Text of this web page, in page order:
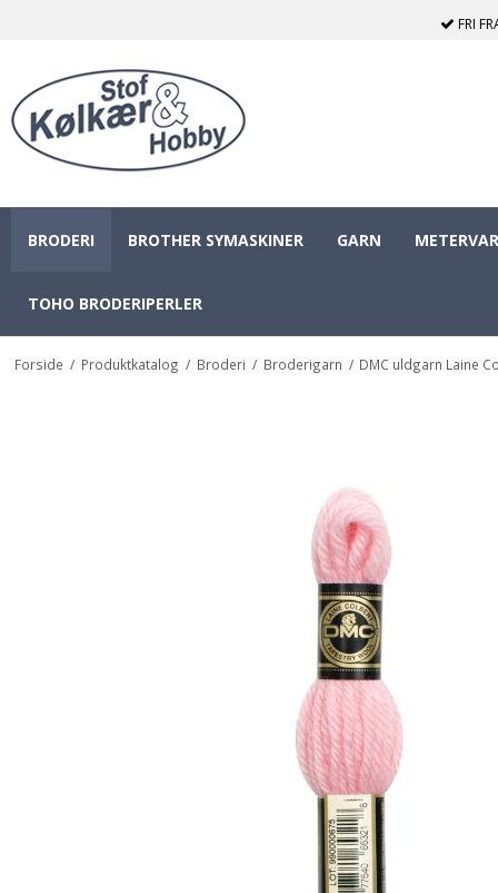
FRI
BRODERI BROTHER SYMASKINER GARN
TOHO BRODERIPERLER
Forside / Produktkatalog / Broderi / Broderigarn / DMC uldgarn Laine